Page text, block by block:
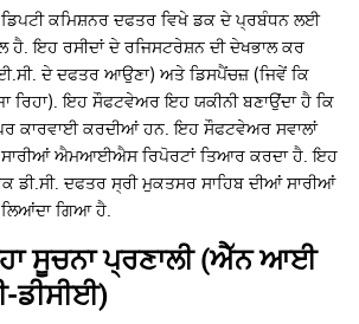
ਡਿਪਟੀ ਕਮਿਸ਼ਨਰ ਦਫਤਰ ਵਿਖੇ ਡਕ ਦੇ ਪ੍ਰਬੰਧਨ ਲਈ
ਇਹ ਰਸੀਦਾਂ ਦੇ ਰਜਿਸਟਰੇਸ਼ਨ ਦੀ ਦੇਖਭਾਲ ਕਰ
ਦੇ ਦਫਤਰ ਆਉਣਾ) ਅਤੇ ਡਿਸਪੈਂਚਜ਼ (ਜਿਵੇਂ ਕਿ
ਰਿਹਾ). ਇਹ ਸੌਫਟਵੇਅਰ ਇਹ ਯਕੀਨੀ ਬਣਾਉਂਦਾ ਹੈ ਕਿ
ਕਾਰਵਾਈ ਕਰਦੀਆਂ ਹਨ. ਇਹ ਸੌਫਟਵੇਅਰ ਸਵਾਲਾਂ
ਸਾਰੀਆਂ ਐਮਆਈਐਸ ਰਿਪੋਰਟਾਂ ਤਿਆਰ ਕਰਦਾ ਹੈ. ਇਹ
ਡੀ.ਸੀ. ਦਫਤਰ ਸ੍ਰੀ ਮੁਕਤਸਰ ਸਾਹਿਬ ਦੀਆਂ ਸਾਰੀਆਂ
ਲਿਆਂਦਾ ਗਿਆ ਹੈ.
ਸੂਚਨਾ ਪ੍ਰਣਾਲੀ (ਐੱਨ ਆਈ
ਡੀਸੀਈ)